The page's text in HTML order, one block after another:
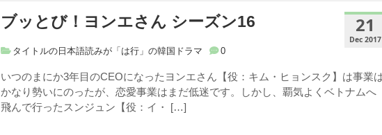
21
Dec 2017
ブッとび！ヨンエさん シーズン16
タイトルの日本語読みが「は行」の韓国ドラマ 0
いつのまにか3年目のCEOになったヨンエさん【役：キム・ヒョンスク】は事業
かなり勢いにのったが、恋愛事業はまだ低迷です。しかし、覇気よくベトナムへ
飛んで行ったスンジュン【役：イ・ […]